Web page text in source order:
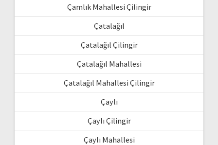
Çamlık Mahallesi Çilingir
Çatalağıl
Çatalağıl Çilingir
Çatalağıl Mahallesi
Çatalağıl Mahallesi Çilingir
Çaylı
Çaylı Çilingir
Çaylı Mahallesi